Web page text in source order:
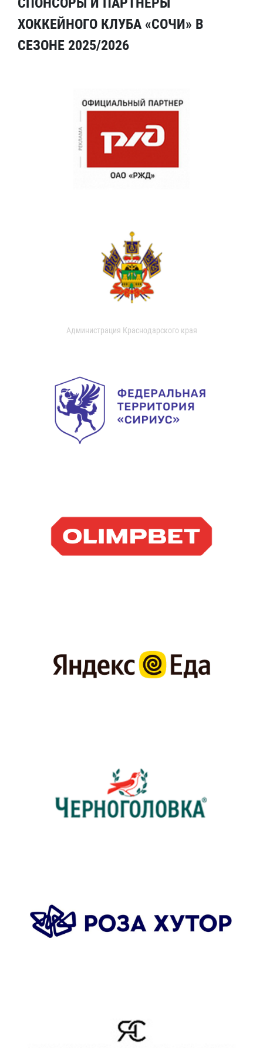
ХОККЕЙНОГО КЛУБА «СОЧИ» В
СЕЗОНЕ 2025/2026
Администрация Краснодарского края